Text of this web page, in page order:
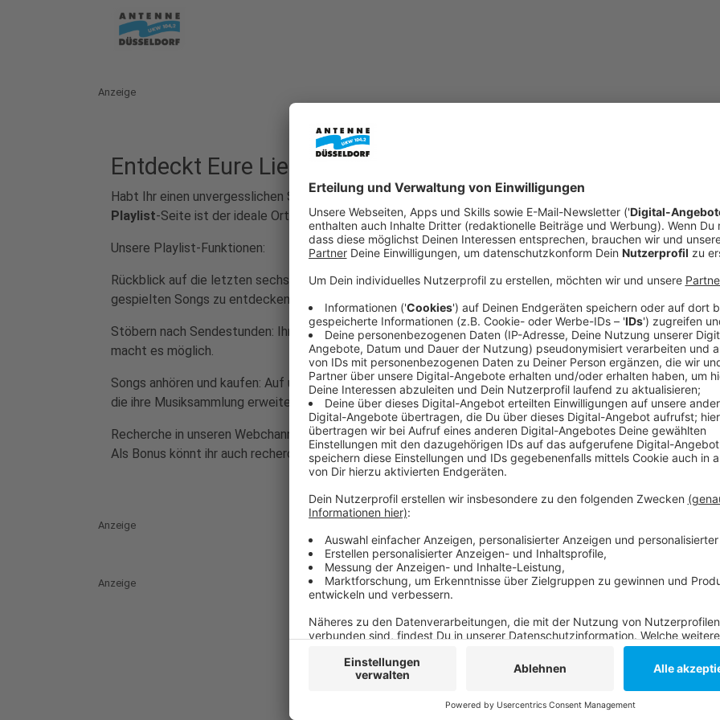
Anzeige
Entdeckt Eure Lieblingsmusik
Habt Ihr einen unvergesslichen Song im Radio von Antenne Düsseldorf gehört? Oder seid Ihr neugierig,
Playlist-Seite ist der ideale Ort für alle Musikbegeisterten. Entdeckt Eure Lieblingsmusik.
Unsere Playlist-Funktionen:
Rückblick auf die letzten sechs Tage: Verpasst keinen Hit mehr! Unsere Playlist ermöglicht es Euch, bis zu
gespielten Songs zu entdecken.
Stöbern nach Sendestunden: Ihr wollt wissen, welche Musiktitel während Eurer Lieblingssendung liefen?
macht es möglich.
Songs anhören und kaufen: Auf unserer Seite könnt Ihr nicht nur Musik hören, sondern auch direkt Eure
die ihre Musiksammlung erweitern möchten.
Recherche in unseren Webchannel:
Als Bonus könnt ihr auch recherchieren, welcher Song in unseren Webchannel läuft. Wir bieten euch 19
Anzeige
Anzeige